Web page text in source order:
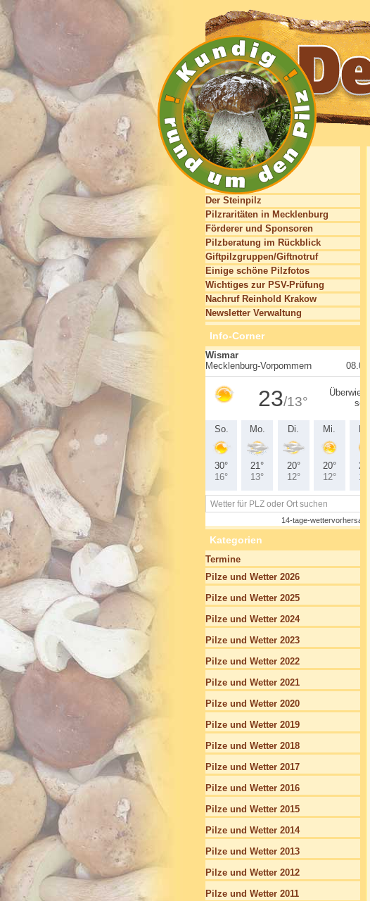
Der Steinpilz
Pilzraritäten in Mecklenburg
Förderer und Sponsoren
Pilzberatung im Rückblick
Giftpilzgruppen/Giftnotruf
Einige schöne Pilzfotos
Wichtiges zur PSV-Prüfung
Nachruf Reinhold Krakow
Newsletter Verwaltung
Info-Corner
Kategorien
Termine
Pilze und Wetter 2026
Pilze und Wetter 2025
Pilze und Wetter 2024
Pilze und Wetter 2023
Pilze und Wetter 2022
Pilze und Wetter 2021
Pilze und Wetter 2020
Pilze und Wetter 2019
Pilze und Wetter 2018
Pilze und Wetter 2017
Pilze und Wetter 2016
Pilze und Wetter 2015
Pilze und Wetter 2014
Pilze und Wetter 2013
Pilze und Wetter 2012
Pilze und Wetter 2011